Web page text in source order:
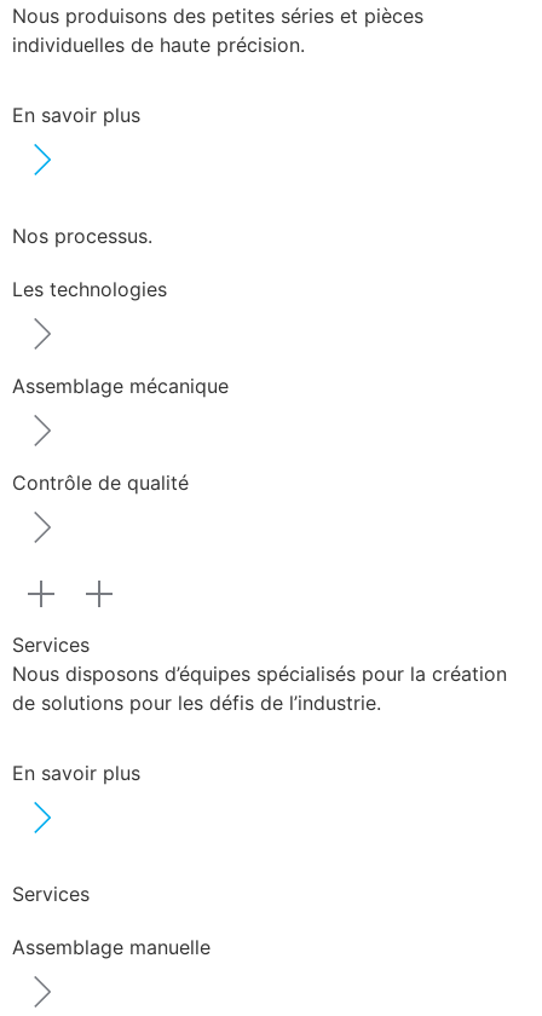
Nous produisons des petites séries et pièces
individuelles de haute précision.
En savoir plus
Nos processus.
Les technologies
Assemblage mécanique
Contrôle de qualité
Services
Nous disposons d’équipes spécialisés pour la création
de solutions pour les défis de l’industrie.
En savoir plus
Services
Assemblage manuelle